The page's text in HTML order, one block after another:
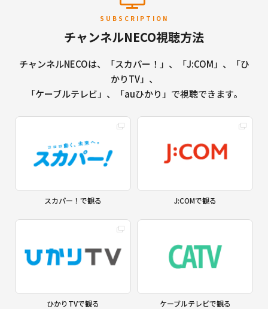
SUBSCRIPTION
チャンネルNECO視聴方法
チャンネルNECOは、「スカパー！」、「J:COM」、「ひ
かりTV」、
「ケーブルテレビ」、「auひかり」で視聴できます。
スカパー！で観る J:COMで観る
ひかりTVで観る ケーブルテレビで観る